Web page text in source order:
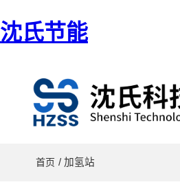
沈氏节能
首页 / 加氢站